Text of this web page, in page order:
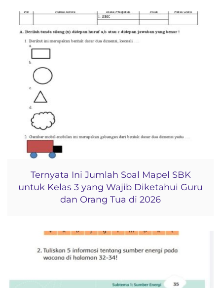
Ternyata Ini Jumlah Soal Mapel SBK
untuk Kelas 3 yang Wajib Diketahui Guru
dan Orang Tua di 2026